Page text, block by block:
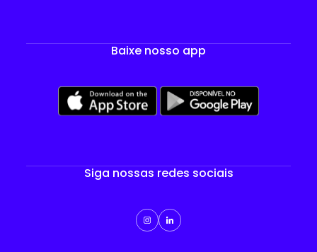
Baixe nosso app
Siga nossas redes sociais